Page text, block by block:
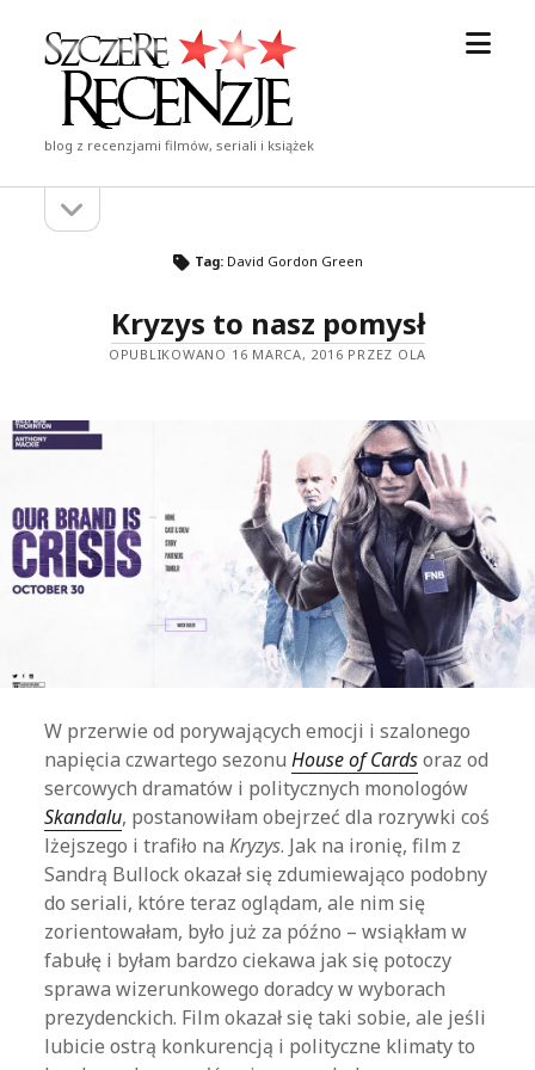
Szczere
Recenzje
blog z recenzjami filmów, seriali i książek
Pasekpasek
Tag: David Gordon Green
Kryzys to nasz pomysł
OPUBLIKOWANO 16 MARCA, 2016 PRZEZ OLA
W przerwie od porywających emocji i szalonego
napięcia czwartego sezonuHouse of Cardsoraz od
sercowych dramatów i politycznych monologów
Skandalu, postanowiłam obejrzeć dla rozrywki coś
lżejszego i trafiło naKryzys. Jak na ironię, film z
Sandrą Bullock okazał się zdumiewająco podobny
do seriali, które teraz oglądam, ale nim się
zorientowałam, było już za późno – wsiąkłam w
fabułę i byłam bardzo ciekawa jak się potoczy
sprawa wizerunkowego doradcy w wyborach
prezydenckich. Film okazał się taki sobie, ale jeśli
lubicie ostrą konkurencją i polityczne klimaty to